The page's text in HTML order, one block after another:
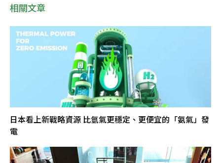
相關文章
日本看上新戰略資源 比氫氣更穩定、更便宜的「氨氣」發
電